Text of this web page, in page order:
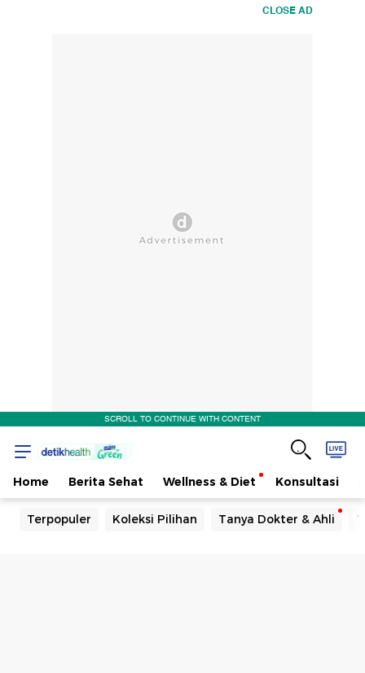
CLOSE AD
SCROLL TO CONTINUE WITH CONTENT
Home Berita Sehat Wellness & Diet Konsultasi
Terpopuler Koleksi Pilihan Tanya Dokter & Ahli